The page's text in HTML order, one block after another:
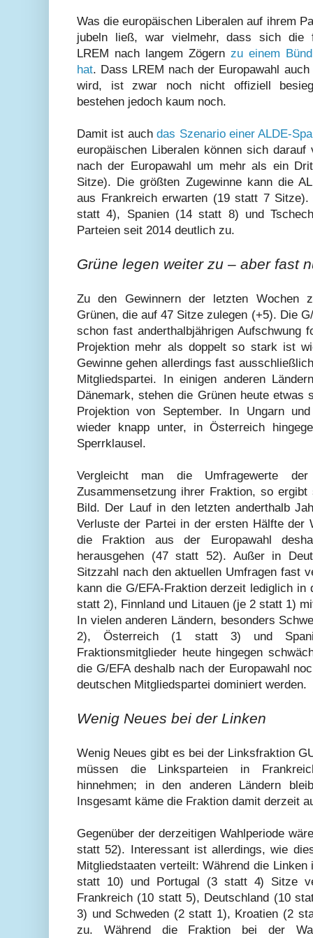
Was die europäischen Liberalen auf ihrem
jubeln ließ, war vielmehr, dass sich die
LREM nach langem Zögern zu einem
hat. Dass LREM nach der Europawahl
wird, ist zwar noch nicht offiziell
bestehen jedoch kaum noch.
Damit ist auchdas Szenario einer ALDE-
europäischen Liberalen können sich
nach der Europawahl um mehr als ein
Sitze). Die größten Zugewinne kann die
aus Frankreich erwarten (19 statt 7
statt 4), Spanien (14 statt 8) und
Parteien seit 2014 deutlich zu.
Grüne legen weiter zu – aber fast
Zu den Gewinnern der letzten Wochen
Grünen, die auf 47 Sitze zulegen (+5). Die
schon fast anderthalbjährigen Aufschwung
Projektion mehr als doppelt so stark ist
Gewinne gehen allerdings fast
Mitgliedspartei. In einigen anderen
Dänemark, stehen die Grünen heute etwas
Projektion von September. In Ungarn
wieder knapp unter, in Österreich
Sperrklausel.
Vergleicht man die Umfragewerte
Zusammensetzung ihrer Fraktion, so
Bild. Der Lauf in den letzten anderthalb
Verluste der Partei in der ersten Hälfte der
die Fraktion aus der Europawahl
herausgehen (47 statt 52). Außer in
Sitzzahl nach den aktuellen Umfragen fast
kann die G/EFA-Fraktion derzeit lediglich in
statt 2), Finnland und Litauen (je 2 statt 1)
In vielen anderen Ländern, besonders
2), Österreich (1 statt 3) und
Fraktionsmitglieder heute hingegen
die G/EFA deshalb nach der Europawahl
deutschen Mitgliedspartei dominiert werden.
Wenig Neues bei der Linken
Wenig Neues gibt es bei der Linksfraktion
müssen die Linksparteien in
hinnehmen; in den anderen Ländern
Insgesamt käme die Fraktion damit derzeit
Gegenüber der derzeitigen Wahlperiode
statt 52). Interessant ist allerdings, wie
Mitgliedstaaten verteilt: Während die
statt 10) und Portugal (3 statt 4) Sitze
Frankreich (10 statt 5), Deutschland (10
3) und Schweden (2 statt 1), Kroatien (2
zu. Während die Fraktion bei der